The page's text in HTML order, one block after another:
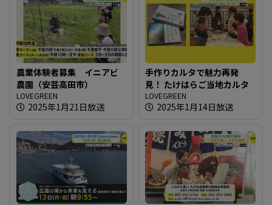
農業体験者募集 イニアビ
農園（安芸高田市）
LOVEGREEN
2025年1月21日放送
手作りカルタで魅力再発
見！ たけはらご当地カルタ
LOVEGREEN
2025年1月14日放送